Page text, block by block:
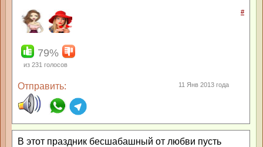
#
79%
из 231 голосов
Отправить: 11 Янв 2013 года
В этот праздник бесшабашный от любви пусть